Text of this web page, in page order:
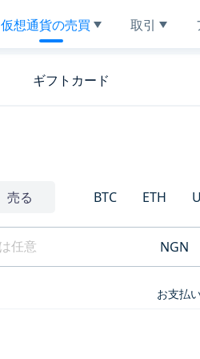
仮想通貨の売買 取引
ギフトカード
売る BTC ETH
NGN
お支払